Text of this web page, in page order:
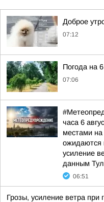
Доброе
07:12
Погода на
07:06
часа 6
местами на
ожидаются
усиление
данным
06:51
Грозы, усиление ветра при